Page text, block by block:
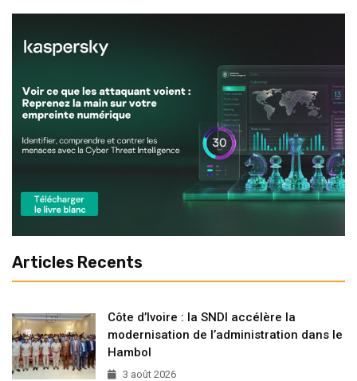
Articles Recents
Côte d’Ivoire : la SNDI accélère la
modernisation de l’administration dans le
Hambol
3 août 2026